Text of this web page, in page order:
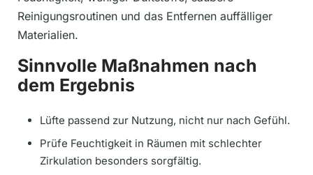
Reinigungsroutinen und das Entfernen auffälliger
Materialien.
Sinnvolle Maßnahmen nach
dem Ergebnis
Lüfte passend zur Nutzung, nicht nur nach Gefühl.
Prüfe Feuchtigkeit in Räumen mit schlechter
Zirkulation besonders sorgfältig.